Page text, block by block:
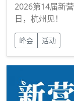
2026第14届新
日，杭州见！
峰会 活动